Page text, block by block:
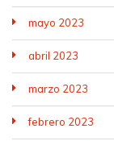
mayo 2023
abril 2023
marzo 2023
febrero 2023